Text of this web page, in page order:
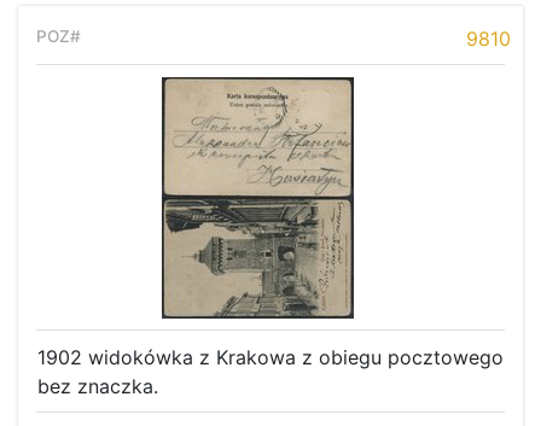
9810
1902 widokówka z Krakowa z obiegu pocztowego
bez znaczka.